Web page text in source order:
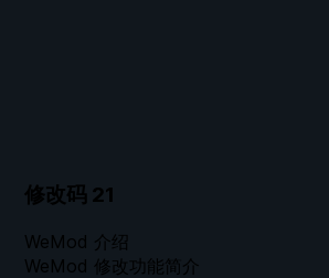
修改码 21
WeMod 介绍
WeMod 修改功能简介